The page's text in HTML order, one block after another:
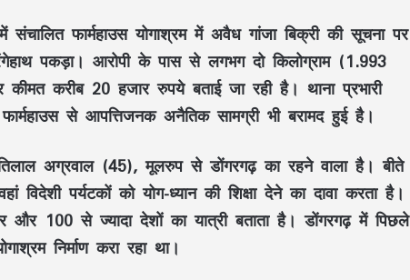
में संचालित फार्महाउस योगाश्रम में अवैध गांजा बिक्री की सूचना पर
पकड़ा। आरोपी के पास से लगभग दो किलोग्राम (1.993
कीमत करीब 20 हजार रुपये बताई जा रही है। थाना प्रभारी
से आपत्तिजनक अनैतिक सामग्री भी बरामद हुई है।
अग्रवाल (45), मूलरुप से डोंगरगढ़ का रहने वाला है। बीते
विदेशी पर्यटकों को योग-ध्यान की शिक्षा देने का दावा करता है।
100 से ज्यादा देशों का यात्री बताता है। डोंगरगढ़ में पिछले
निर्माण करा रहा था।